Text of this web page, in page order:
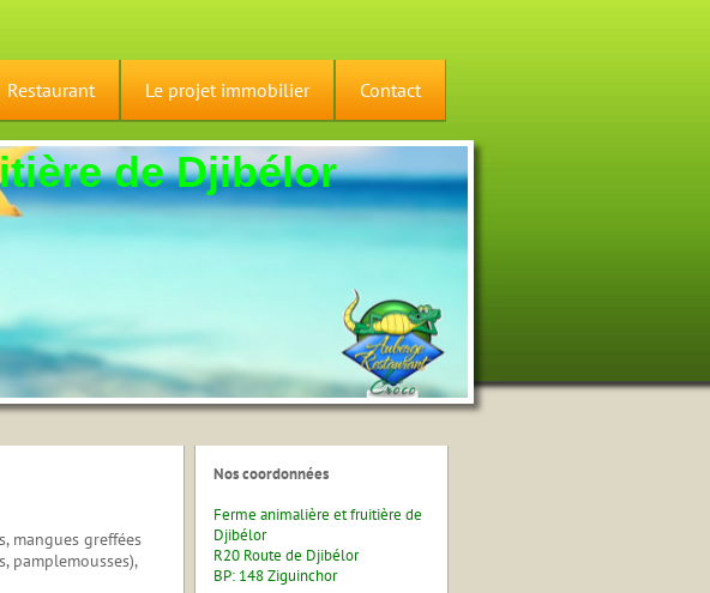
Restaurant Le projet immobilier Contact
de Djibélor
mangues greffées
pamplemousses),
Noscoordonnées
Ferme animalière et fruitière de
Djibélor
R20 Route de Djibélor
BP: 148 Ziguinchor